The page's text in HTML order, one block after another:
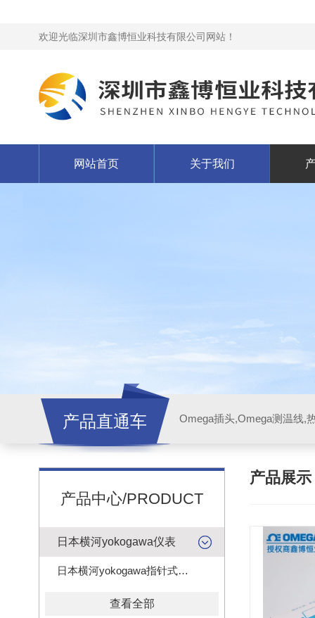
欢迎光临深圳市鑫博恒业科技有限公司网站！
网站首页 关于我们
产品直通车
产品中心/PRODUCT
日本横河yokogawa仪表
日本横河yokogawa指针式电压电流表头
查看全部
产品展示